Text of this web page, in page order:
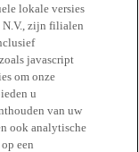
lokale versies
N.V., zijn filialen
javascript
om onze
u
van uw
ook analytische
een